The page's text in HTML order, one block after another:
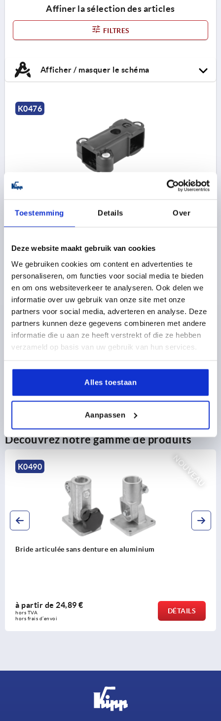
Toestemming Details Over
Deze website maakt gebruik van cookies
We gebruiken cookies om content en advertenties te
personaliseren, om functies voor social media te bieden
en om ons websiteverkeer te analyseren. Ook delen we
informatie over uw gebruik van onze site met onze
partners voor social media, adverteren en analyse. Deze
partners kunnen deze gegevens combineren met andere
informatie die u aan ze heeft verstrekt of die ze hebben
verzameld op basis van uw gebruik van hun services.
Alles toestaan
Aanpassen
Affiner la sélection des articles
FILTRES
Afficher / masquer le schéma
K0476
BRIDE EN TE THERMOPLASTIQUE, POUR TUBE CARRÉ,
CARRÉ FEMELLE=30
7,23 €
hors TVA
hors frais d’envoi
DÉTAILS
DÉTAILS DU PRODUIT
CAD
TÉLÉCHARGEMENTS
Découvrez notre gamme de produits
Brides articulées en aluminium, en T pour tubes
à partir de